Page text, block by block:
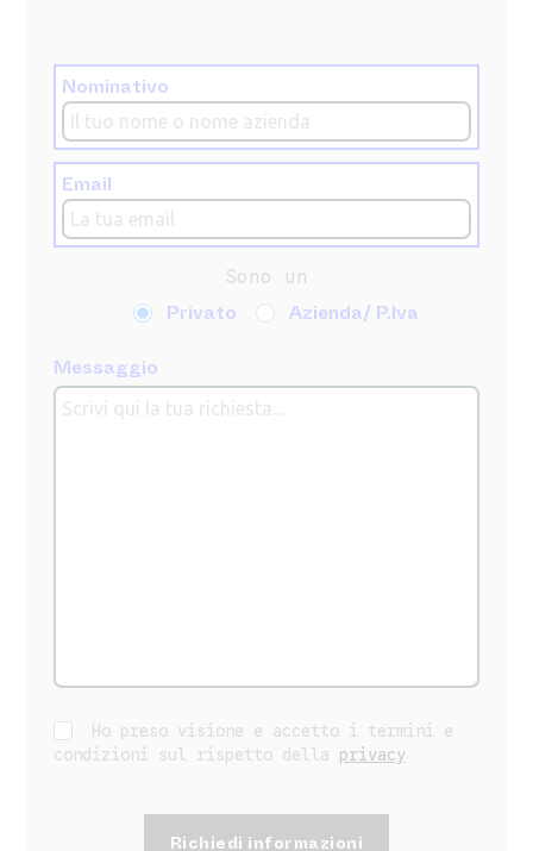
Nominativo
Email
Sono un
Privato
Azienda/ P.Iva
Messaggio
Ho preso visione e accetto i termini e
condizioni sul rispetto della privacy